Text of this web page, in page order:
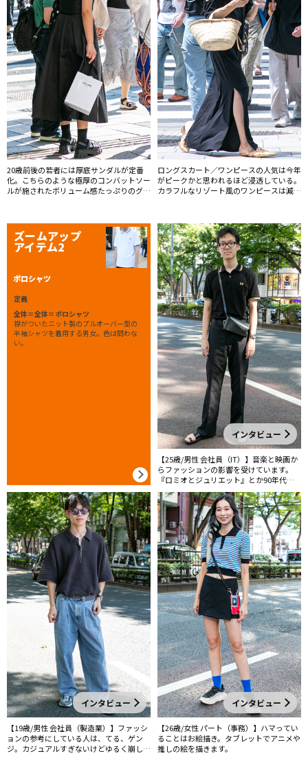
20歳前後の若者には厚底サンダルが定番
化。こちらのような極厚のコンバットソー
ルが施されたボリューム感たっぷりのグル
ロングスカート／ワンピースの人気は今年
がピークかと思われるほど浸透している。
カラフルなリゾート風のワンピースは減
ズームアップ
アイテム2
ポロシャツ
定義
全体＝全体＝ポロシャツ
襟がついたニット製のプルオーバー型の
半袖シャツを着用する男女。色は問わな
い。
インタビュー
【25歳/男性 会社員（IT）】音楽と映画か
らファッションの影響を受けています。
『ロミオとジュリエット』とか90年代の
が好き。90年代が好きなのは歳の離れた兄
の影響かもしれないです。
インタビュー
【19歳/男性 会社員（製造業）】ファッシ
ョンの参考にしている人は、てる、ゲン
ジ。カジュアルすぎないけどゆるく崩して
インタビュー
【26歳/女性 パート（事務）】ハマってい
ることはお絵描き。タブレットでアニメや
推しの絵を描きます。